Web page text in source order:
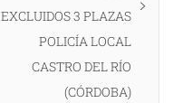
EXCLUIDOS 3 PLAZAS
POLICÍA LOCAL
CASTRO DEL RÍO
(CÓRDOBA)